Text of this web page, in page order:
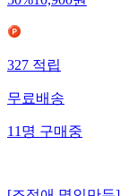
50%10,900원
327적립
무료배송
11명구매중